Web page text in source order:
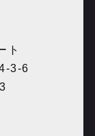
ト
4-3-6